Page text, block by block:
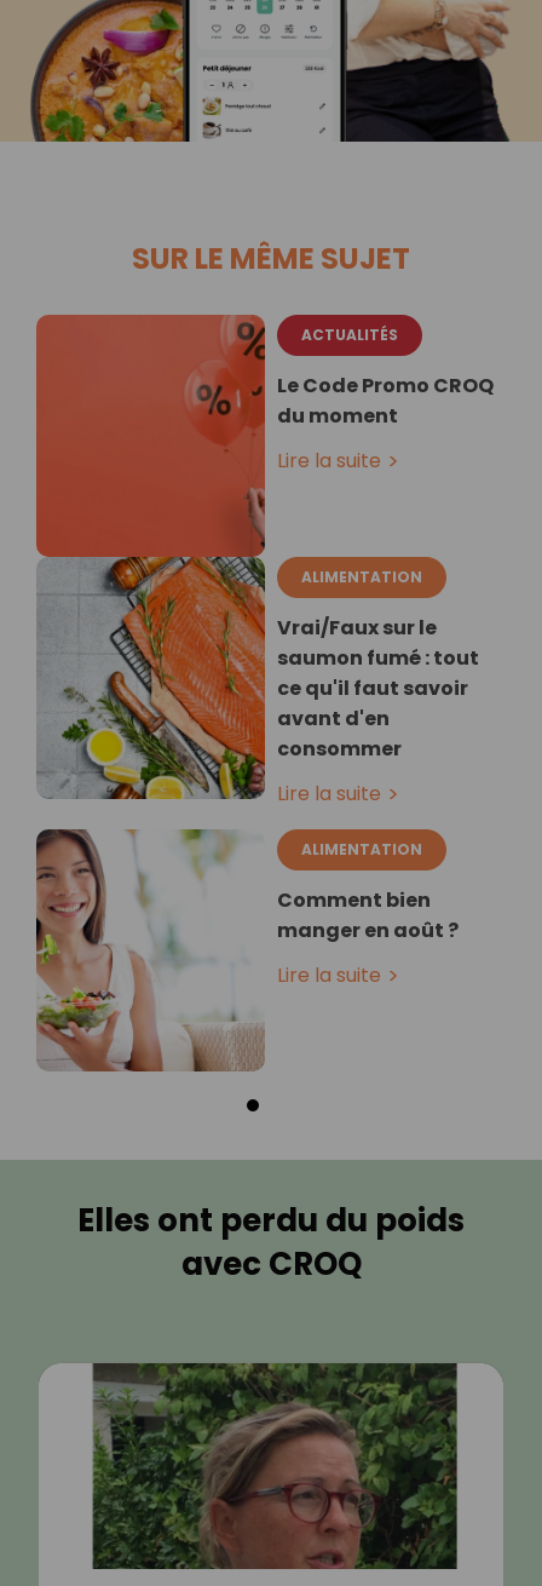
SUR LE MÊME SUJET
ACTUALITÉS
Le Code Promo CROQ
du moment
Lire la suite
ALIMENTATION
Vrai/Faux sur le
saumon fumé : tout
ce qu'il faut savoir
avant d'en
consommer
Lire la suite
ALIMENTATION
Comment bien
manger en août ?
Lire la suite
Elles ont perdu du poids
avec CROQ